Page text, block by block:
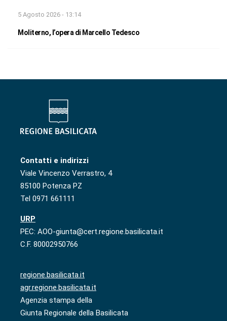
5 Agosto 2026 - 13:14
Moliterno, l’opera di Marcello Tedesco
Contatti e indirizzi
Viale Vincenzo Verrastro, 4
85100 Potenza PZ
Tel 0971 661111
URP
PEC: AOO-giunta@cert.regione.basilicata.it
C.F. 80002950766
regione.basilicata.it
agr.regione.basilicata.it
Agenzia stampa della
Giunta Regionale della Basilicata